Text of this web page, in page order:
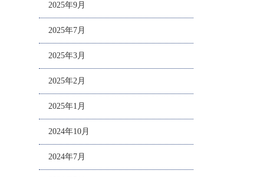
2025年9月
2025年7月
2025年3月
2025年2月
2025年1月
2024年10月
2024年7月